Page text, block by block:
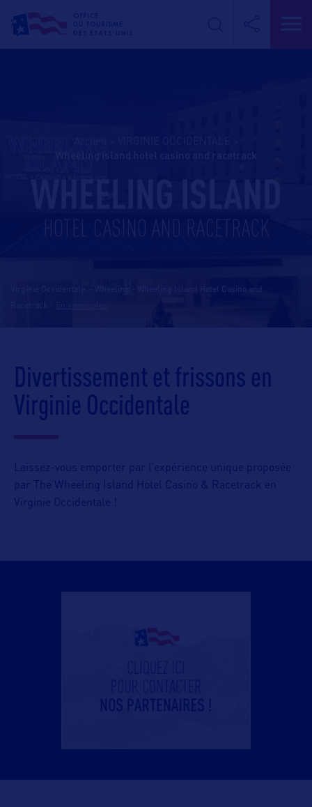
WHEELING ISLAND
HOTEL CASINO AND RACETRACK
Virginie Occidentale - Wheeling - Wheeling Island Hotel Casino and
Divertissement et frissons en
Virginie Occidentale
Laissez-vous emporter par l’expérience unique proposée
par The Wheeling Island Hotel Casino & Racetrack en
Virginie Occidentale !